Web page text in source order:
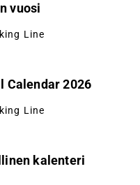
vuosi
Line
Calendar 2026
Line
kalenteri